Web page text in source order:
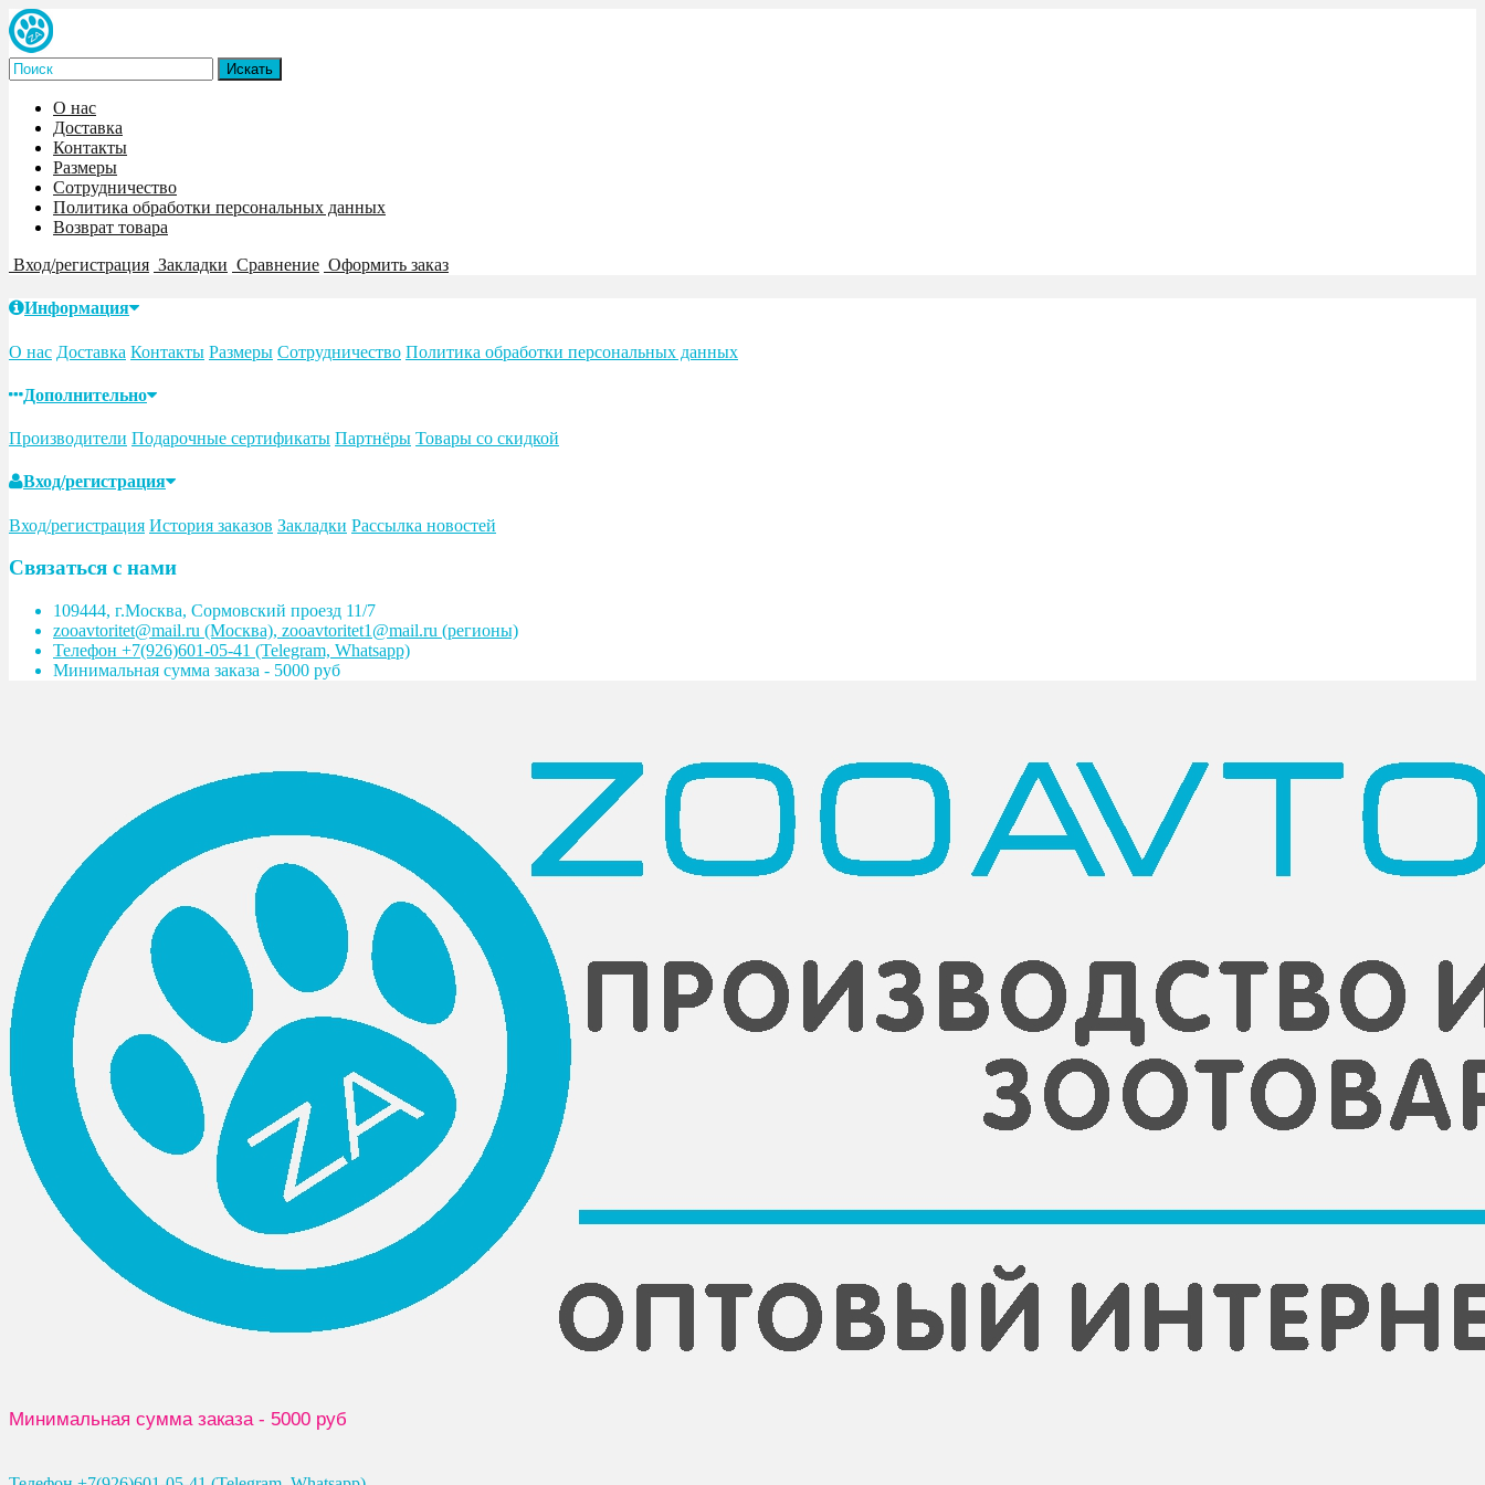
О нас
Доставка
Контакты
Размеры
Сотрудничество
Политика обработки персональных данных
Возврат товара
Вход/регистрация Закладки Сравнение Оформить заказ
Информация
О нас Доставка Контакты Размеры Сотрудничество Политика обработки персональных данных
Дополнительно
Производители Подарочные сертификаты Партнёры Товары со скидкой
Вход/регистрация
Вход/регистрация История заказов Закладки Рассылка новостей
Связаться с нами
109444, г.Москва, Сормовский проезд 11/7
zooavtoritet@mail.ru (Москва), zooavtoritet1@mail.ru (регионы)
Телефон +7(926)601-05-41 (Telegram, Whatsapp)
Минимальная сумма заказа - 5000 руб
Минимальная сумма заказа - 5000 руб